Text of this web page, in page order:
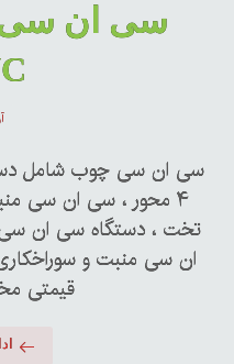
سی ان سی چوب شامل
۴ محور ، سی ان سی
تخت ، دستگاه سی ان سی
ان سی منبت و
قیمتی